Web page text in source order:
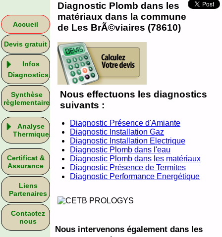
Accueil
Devis gratuit
Infos
Diagnostics
Synthèse
règlementaire
Analyse
Thermique
Certificat &
Assurance
Liens
Partenaires
Contactez
nous
Diagnostic Plomb dans les
matériaux dans la commune
de Les BrÃ©viaires (78610)
Nous effectuons les diagnostics
suivants :
Diagnostic Présence d'Amiante
Diagnostic Installation Gaz
Diagnostic Installation Electrique
Diagnostic Plomb dans l'eau
Diagnostic Plomb dans les matériaux
Diagnostic Présence de Termites
Diagnostic Performance Energétique
Nous intervenons également dans les